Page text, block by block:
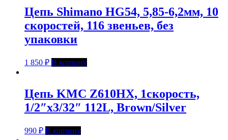
Цепь Shimano HG54, 5,85-6,2мм, 10
скоростей, 116 звеньев, без
упаковки
1 850 ₽ В корзину
Цепь KMC Z610HX, 1скорость,
1/2″x3/32″ 112L, Brown/Silver
990 ₽ В корзину